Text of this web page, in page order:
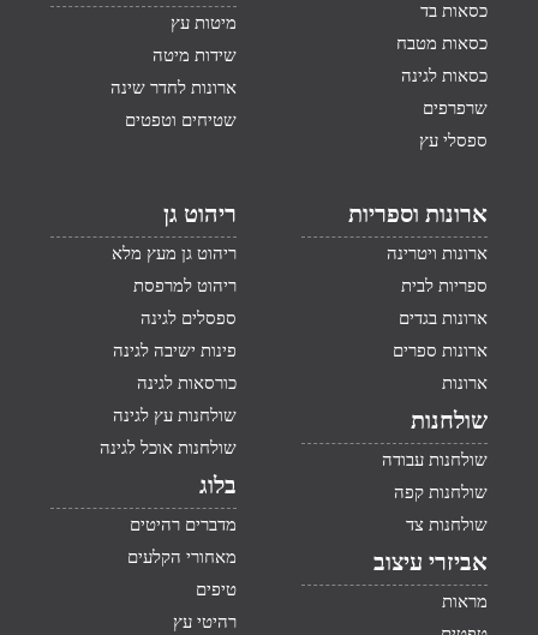
כסאות בד
כסאות מטבח
כסאות לגינה
שרפרפים
ספסלי עץ
מיטות עץ
שידות מיטה
ארונות לחדר שינה
שטיחים וטפטים
ארונות וספריות
ארונות ויטרינה
ספריות לבית
ארונות בגדים
ארונות ספרים
ארונות
שולחנות
שולחנות עבודה
שולחנות קפה
שולחנות צד
אביזרי עיצוב
מראות
ריהוט גן
ריהוט גן מעץ מלא
ריהוט למרפסת
ספסלים לגינה
פינות ישיבה לגינה
כורסאות לגינה
שולחנות עץ לגינה
שולחנות אוכל לגינה
בלוג
מדברים רהיטים
מאחורי הקלעים
טיפים
רהיטי עץ